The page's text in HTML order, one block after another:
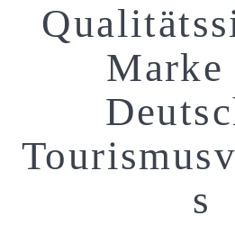
Marke
s